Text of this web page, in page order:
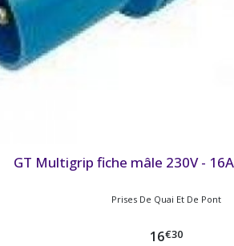
GT Multigrip fiche mâle 230V -
Prises De Quai Et De Pont
16€30